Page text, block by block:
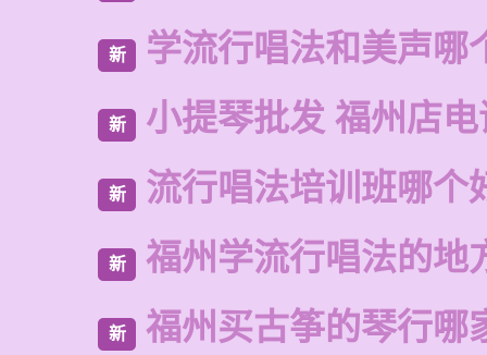
新 学流行唱法和美声哪
新 小提琴批发 福州店
新 流行唱法培训班哪个
新 福州学流行唱法的地
新 福州买古筝的琴行哪